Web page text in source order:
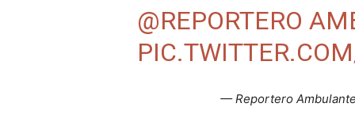
@REPORTERO
— Reportero